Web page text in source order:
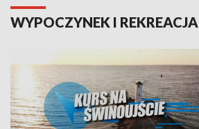
WYPOCZYNEK I REKREACJA